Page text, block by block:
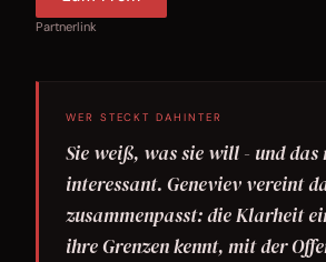
Partnerlink
WER STECKT DAHINTER
Sie weiß, was sie will - und das
interessant. Geneviev vereint
zusammenpasst: die Klarheit
ihre Grenzen kennt, mit der